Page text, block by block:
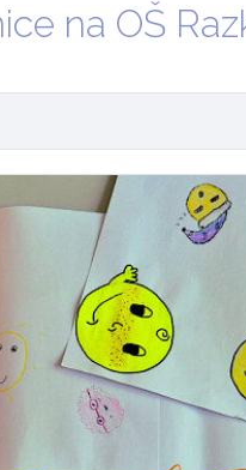
na OŠ